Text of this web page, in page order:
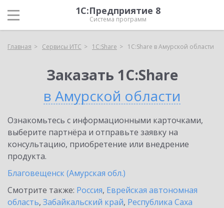
1С:Предприятие 8
Система программ
Главная Сервисы ИТС 1С:Share 1С:Share в Амурской области
Заказать 1С:Share
в Амурской области
Ознакомьтесь с информационными карточками,
выберите партнёра и отправьте заявку на
консультацию, приобретение или внедрение
продукта.
Благовещенск (Амурская обл.)
Смотрите также: Россия, Еврейская автономная
область, Забайкальский край, Республика Саха